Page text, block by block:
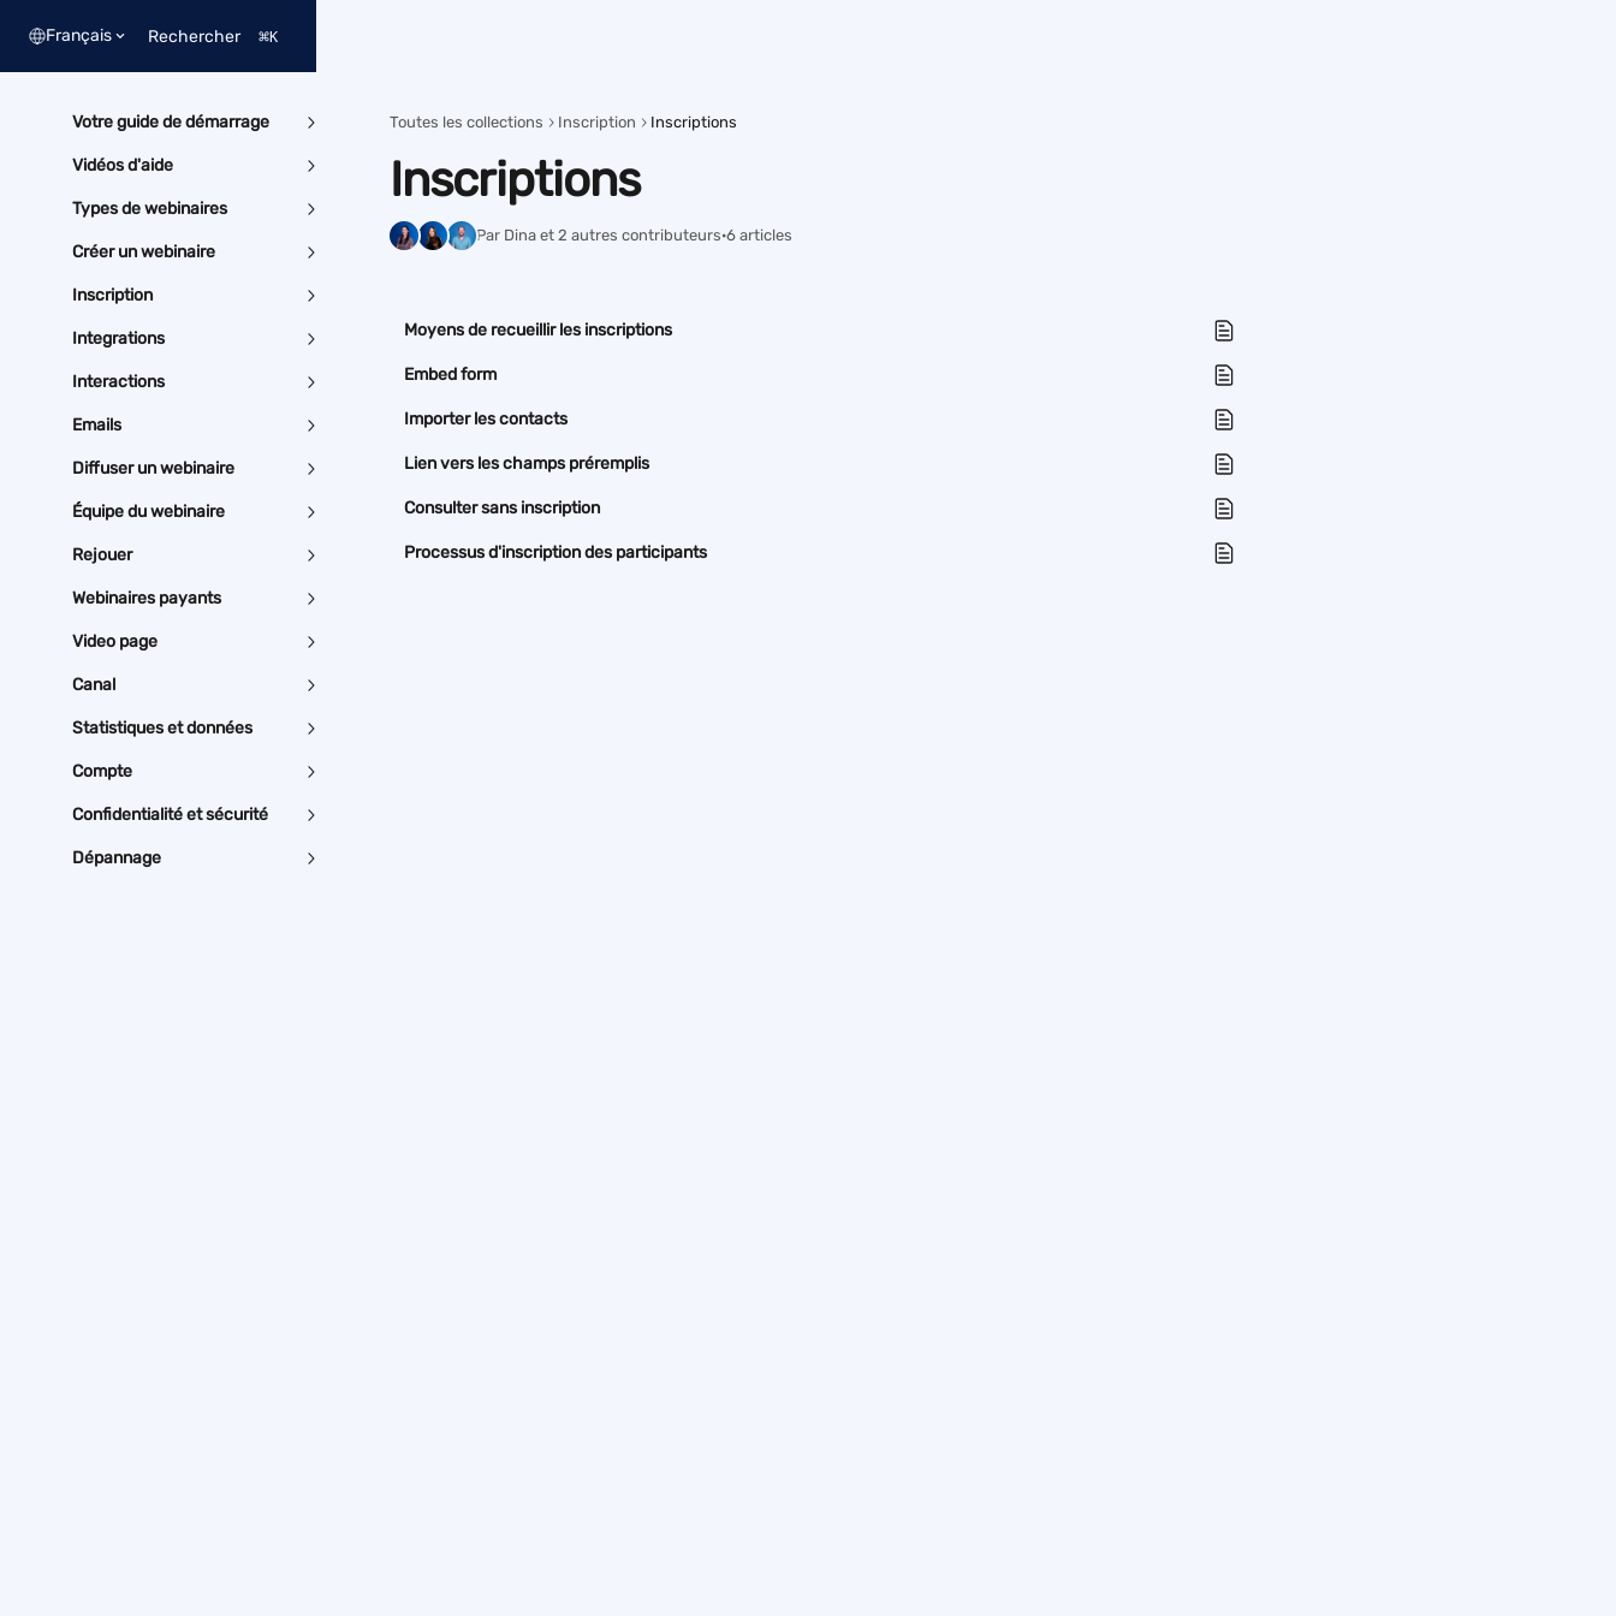
Français Rechercher ⌘K
Votre guide de démarrage
Vidéos d'aide
Types de webinaires
Créer un webinaire
Inscription
Integrations
Interactions
Emails
Diffuser un webinaire
Équipe du webinaire
Rejouer
Webinaires payants
Video page
Canal
Statistiques et données
Compte
Confidentialité et sécurité
Dépannage
Toutes les collections Inscription Inscriptions
Inscriptions
Par Dina et 2 autres contributeurs·6 articles
Moyens de recueillir les inscriptions
Embed form
Importer les contacts
Lien vers les champs préremplis
Consulter sans inscription
Processus d'inscription des participants